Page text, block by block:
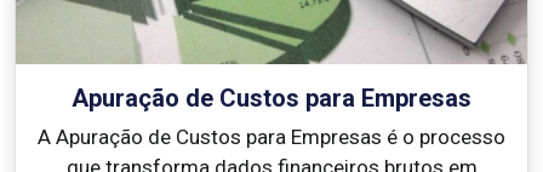
Apuração de Custos para Empresas
A Apuração de Custos para Empresas é o processo
que transforma dados financeiros brutos em